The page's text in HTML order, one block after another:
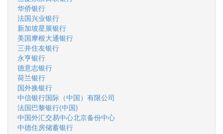
华侨银行
法国兴业银行
新加坡星展银行
美国摩根大通银行
三井住友银行
永亨银行
德意志银行
荷兰银行
国外换银行
中信银行国际（中国）有限公司
法国巴黎银行(中国)
中国外汇交易中心北京备份中心
中德住房储蓄银行